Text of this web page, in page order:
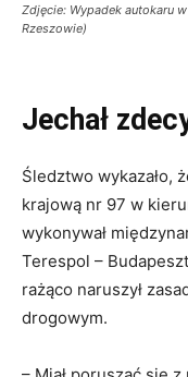
Zdjęcie: Wypadek autokaru
Rzeszowie)
Jechał
Śledztwo wykazało,
krajową nr 97 w
wykonywał
Terespol –
rażąco naruszył
drogowym.